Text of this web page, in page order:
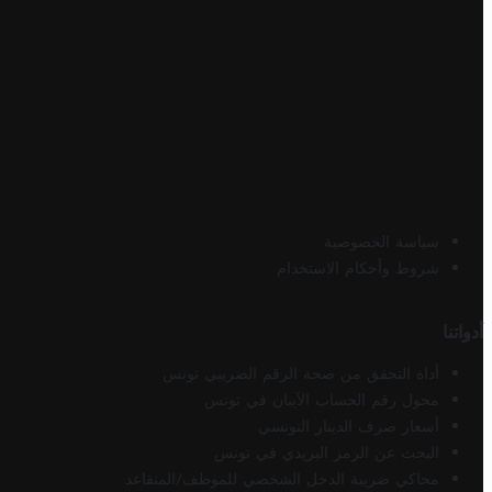
سياسة الخصوصية
شروط وأحكام الاستخدام
أدواتنا
أداة التحقق من صحة الرقم الضريبي تونس
محول رقم الحساب الآيبان في تونس
أسعار صرف الدينار التونسي
البحث عن الرمز البريدي في تونس
محاكي ضريبة الدخل الشخصي للموظف/المتقاعد